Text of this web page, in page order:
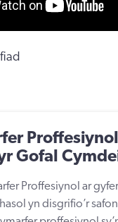
Gofal
Proffesiynol ar
yn disgrifio’r